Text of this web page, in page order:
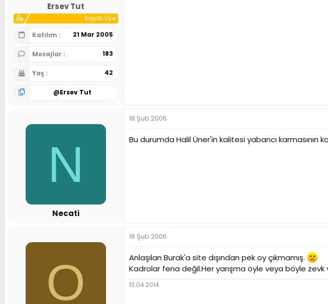
Ersev Tut
Kayıtlı Üye
Katılım
21 Mar 2005
Mesajlar 183
Yaş 42
@Ersev Tut
N
Necati
18 Şub 2006
Bu durumda Halil Üner'in kalitesi yabancı karmasının
O
18 Şub 2006
Anlaşılan Burak'a site dışından pek oy çıkmamış.
Kadrolar fena değil.Her yarışma öyle veya böyle zevk
13.04.2014